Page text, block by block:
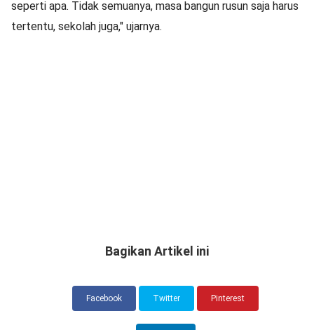
seperti apa. Tidak semuanya, masa bangun rusun saja harus
tertentu, sekolah juga," ujarnya.
Bagikan Artikel ini
Facebook Twitter Pinterest